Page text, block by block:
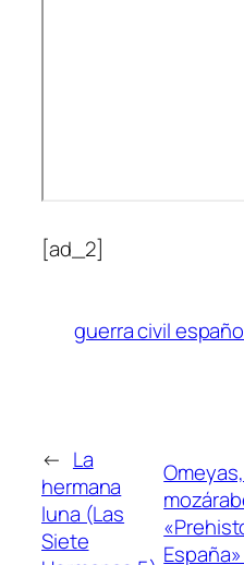
[ad_2]
guerra civil
← La
hermana
luna (Las
Siete